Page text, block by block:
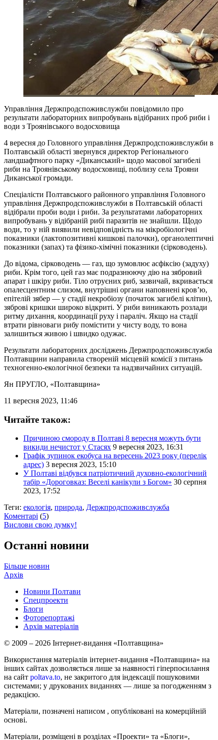
Управління Держпродспоживслужби повідомило про
результати лабораторних випробувань відібраних проб риби і
води з Троянівського водосховища
4 вересня до Головного управління Держпродспоживслужби в
Полтавській області звернувся директор Регіонального
ландшафтного парку «Диканський» щодо масової загибелі
риби на Троянівському водосховищі, поблизу села Трояни
Диканської громади.
Спеціалісти Полтавського районного управління Головного
управління Держпродспоживслужби в Полтавській області
відібрали проби води і риби. За результатами лабораторних
випробувань у відібраній рибі паразитів не знайшли. Щодо
води, то у ній виявили невідповідність на мікробіологічні
показники (лактопозитивні кишкові палочки), органолептичні
показники (запах) та фізико-хімічні показники (сірководень).
До відома, сірководень — газ, що зумовлює асфіксію (задуху)
риби. Крім того, цей газ має подразнюючу дію на зябровий
апарат і шкіру риби. Тіло отруєних риб, зазвичай, вкривається
опалесцентним слизом, внутрішні органи наповнені кров’ю,
епітелій зябер — у стадії некробіозу (початок загибелі клітин),
зяброві кришки широко відкриті. У риби виникають розлади
ритму дихання, координації руху і параліч. Якщо на стадії
втрати рівноваги рибу помістити у чисту воду, то вона
залишиться живою і швидко одужає.
Результати лабораторних досліджень Держпродспоживслужба
Полтавщини направила створеній місцевій комісії з питань
техногенно-екологічної безпеки та надзвичайних ситуацій.
Ян ПРУГЛО, «Полтавщина»
11 вересня 2023, 11:46
Читайте також:
Причиною смороду в Полтаві 8 вересня можуть бути
викиди нечистот у Стасях 9 вересня 2023, 16:31
Графік зупинок екобуса на вересень 2023 року (перелік
адрес) 3 вересня 2023, 15:10
У Полтаві відбувся патріотичний духовно-екологічний
табір «Дороговказ: Веселі канікули з Богом» 30 серпня
2023, 17:52
Теги: екологія, природа, Держпродспоживслужба
Коментарі (5)
Вислови свою думку!
Останні новини
Більше новин
Архів
Новини Полтави
Спецпроекти
Блоги
Фоторепортажі
Архів матеріалів
© 2009 – 2026 Інтернет-видання «Полтавщина»
Використання матеріалів інтернет-видання «Полтавщина» на
інших сайтах дозволяється лише за наявності гіперпосилання
на сайт poltava.to, не закритого для індексації пошуковими
системами; у друкованих виданнях — лише за погодженням з
редакцією.
Матеріали, позначені написом , опубліковані на комерційній
основі.
Матеріали, розміщені в розділах «Проекти» та «Блоги»,